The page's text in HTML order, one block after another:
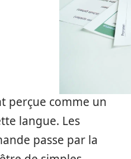
perçue comme un
langue. Les
passe par la